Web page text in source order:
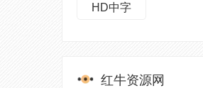
HD中字
红牛资源网